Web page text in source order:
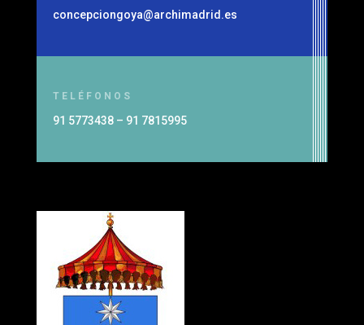
concepciongoya@archimadrid.es
TELÉFONOS
91 5773438 – 91 7815995